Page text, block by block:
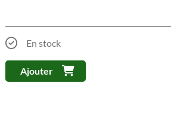
En stock
Ajouter